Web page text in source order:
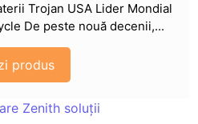
Trojan USA Lider Mondial
De peste nouă decenii,...
produs